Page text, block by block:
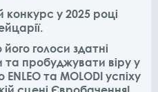
у 2025 році
голоси здатні
пробуджувати віру у
та MOLODI успіху